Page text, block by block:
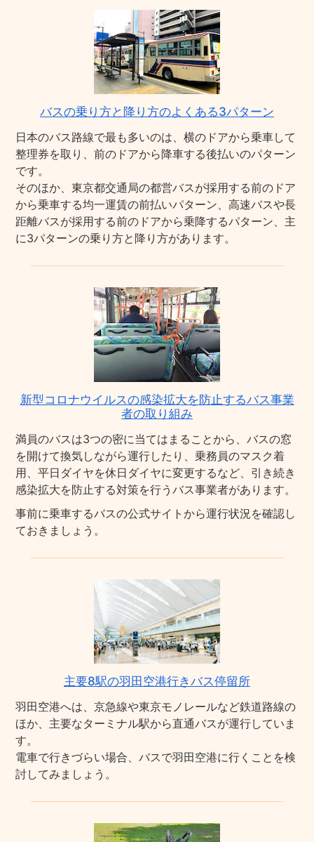
バスの乗り方と降り方のよくある3パターン
日本のバス路線で最も多いのは、横のドアから乗車して
整理券を取り、前のドアから降車する後払いのパターン
です。
そのほか、東京都交通局の都営バスが採用する前のドア
から乗車する均一運賃の前払いパターン、高速バスや長
距離バスが採用する前のドアから乗降するパターン、主
に3パターンの乗り方と降り方があります。
新型コロナウイルスの感染拡大を防止するバス事業
者の取り組み
満員のバスは3つの密に当てはまることから、バスの窓
を開けて換気しながら運行したり、乗務員のマスク着
用、平日ダイヤを休日ダイヤに変更するなど、引き続き
感染拡大を防止する対策を行うバス事業者があります。
事前に乗車するバスの公式サイトから運行状況を確認し
ておきましょう。
主要8駅の羽田空港行きバス停留所
羽田空港へは、京急線や東京モノレールなど鉄道路線の
ほか、主要なターミナル駅から直通バスが運行していま
す。
電車で行きづらい場合、バスで羽田空港に行くことを検
討してみましょう。